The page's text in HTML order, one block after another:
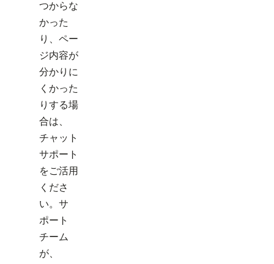
つからな
かった
り、ペー
ジ内容が
分かりに
くかった
りする場
合は、
チャット
サポート
をご活用
くださ
い。サ
ポート
チーム
が、